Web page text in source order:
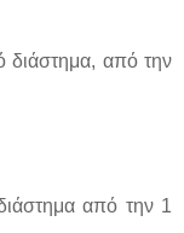
διάστημα, από την
από την 1